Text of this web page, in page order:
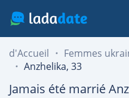
d'Accueil Femmes
Anzhelika, 33
Jamais été marrié